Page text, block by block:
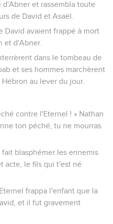
et rassembla toute
de David et Asaël.
David avaient frappé à mort
et d'Abner.
dans le tombeau de
et ses hommes marchèrent
au lever du jour.
contre l'Eternel ! » Nathan
ton péché, tu ne mourras
blasphémer les ennemis
acte, le fils qui t'est né
frappa l'enfant que la
et il fut gravement